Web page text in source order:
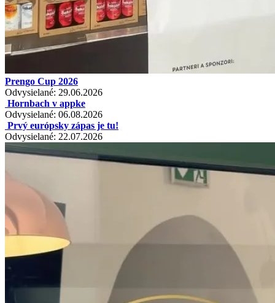
Prengo Cup 2026
Odvysielané: 29.06.2026
Hornbach v appke
Odvysielané: 06.08.2026
Prvý európsky zápas je tu!
Odvysielané: 22.07.2026